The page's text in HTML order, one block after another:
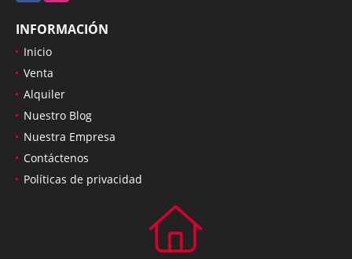
INFORMACIÓN
Inicio
Venta
Alquiler
Nuestro Blog
Nuestra Empresa
Contáctenos
Políticas de privacidad